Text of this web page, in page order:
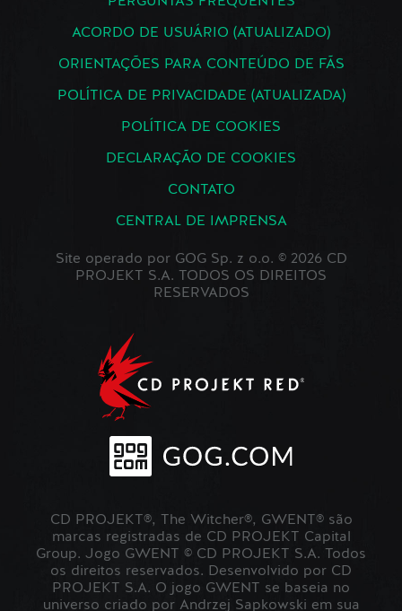
ACORDO DE USUÁRIO (ATUALIZADO)
ORIENTAÇÕES PARA CONTEÚDO DE FÃS
POLÍTICA DE PRIVACIDADE (ATUALIZADA)
POLÍTICA DE COOKIES
DECLARAÇÃO DE COOKIES
CONTATO
CENTRAL DE IMPRENSA
Site operado por GOG Sp. z o.o. © 2026 CD
PROJEKT S.A. TODOS OS DIREITOS
RESERVADOS
CD PROJEKT®, The Witcher®, GWENT® são
marcas registradas de CD PROJEKT Capital
Group. Jogo GWENT © CD PROJEKT S.A. Todos
os direitos reservados. Desenvolvido por CD
PROJEKT S.A. O jogo GWENT se baseia no
universo criado por Andrzej Sapkowski em sua